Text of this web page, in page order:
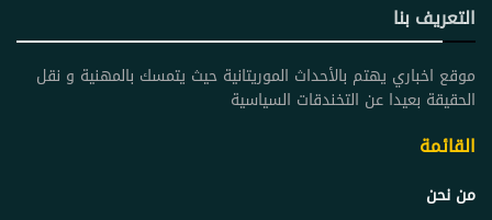
التعريف بنا
موقع اخباري يهتم بالأحداث الموريتانية حيث يتمسك بالمهنية و نقل
الحقيقة بعيدا عن التخندقات السياسية
القائمة
من نحن